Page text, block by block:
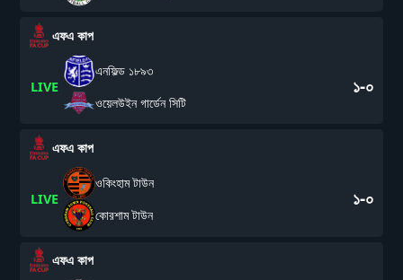
এফএ কাপ
LIVE
এনফিল্ড ১৮৯৩
ওয়েলউইন গার্ডেন সিটি
১-০
এফএ কাপ
LIVE
ওকিংহাম টাউন
কোরশাম টাউন
১-০
এফএ কাপ